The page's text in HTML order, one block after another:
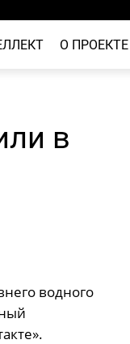
О ПРОЕКТЕ
в
водного